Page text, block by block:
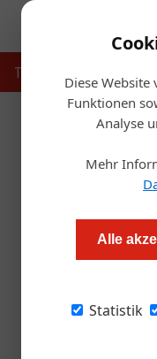
Diese Website
Funktionen
Analyse
Mehr
Alle
Statistik
Touristik
wie